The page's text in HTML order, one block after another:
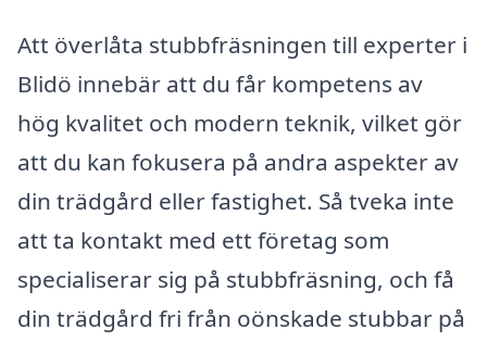
Att överlåta stubbfräsningen till experter i
Blidö innebär att du får kompetens av
hög kvalitet och modern teknik, vilket gör
att du kan fokusera på andra aspekter av
din trädgård eller fastighet. Så tveka inte
att ta kontakt med ett företag som
specialiserar sig på stubbfräsning, och få
din trädgård fri från oönskade stubbar på